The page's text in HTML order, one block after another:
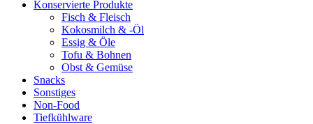
Konservierte Produkte
Fisch & Fleisch
Kokosmilch & -Öl
Essig & Öle
Tofu & Bohnen
Obst & Gemüse
Snacks
Sonstiges
Non-Food
Tiefkühlware